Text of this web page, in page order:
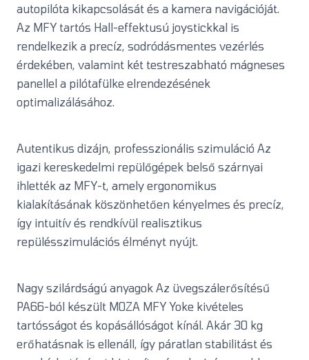
autopilóta kikapcsolását és a kamera navigációját.
Az MFY tartós Hall-effektusú joystickkal is
rendelkezik a precíz, sodródásmentes vezérlés
érdekében, valamint két testreszabható mágneses
panellel a pilótafülke elrendezésének
optimalizálásához.
Autentikus dizájn, professzionális szimuláció Az
igazi kereskedelmi repülőgépek belső szárnyai
ihlették az MFY-t, amely ergonomikus
kialakításának köszönhetően kényelmes és precíz,
így intuitív és rendkívül realisztikus
repülésszimulációs élményt nyújt.
Nagy szilárdságú anyagok Az üvegszálerősítésű
PA66-ból készült MOZA MFY Yoke kivételes
tartósságot és kopásállóságot kínál. Akár 30 kg
erőhatásnak is ellenáll, így páratlan stabilitást és